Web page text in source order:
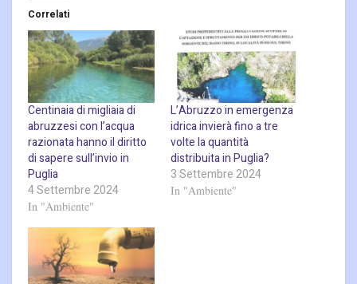
Correlati
Centinaia di migliaia di
abruzzesi con l’acqua
razionata hanno il diritto
di sapere sull’invio in
Puglia
4 Settembre 2024
In "Ambiente"
L’Abruzzo in emergenza
idrica invierà fino a tre
volte la quantità
distribuita in Puglia?
3 Settembre 2024
In "Ambiente"